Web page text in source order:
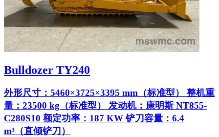
Bulldozer TY240
外形尺寸：5460×3725×3395 mm（标准型） 整机重
量：23500 kg（标准型） 发动机：康明斯 NT855-
C280S10 额定功率：187 KW 铲刀容量：6.4
m³（直倾铲刀）